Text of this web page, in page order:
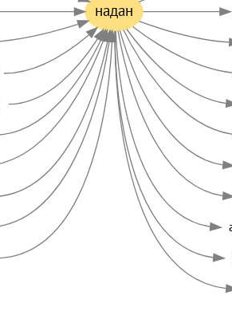
надан